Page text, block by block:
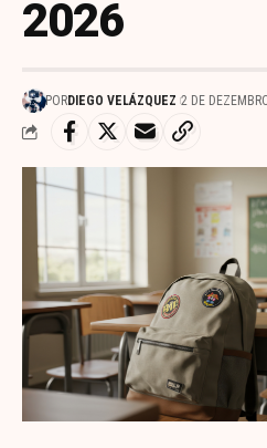
2026
PORDIEGO VELÁZQUEZ 2 DE